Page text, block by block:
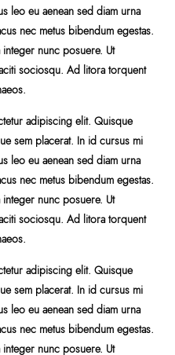
leo eu aenean sed diam urna
nec metus bibendum egestas.
integer nunc posuere. Ut
sociosqu. Ad litora torquent
adipiscing elit. Quisque
sem placerat. In id cursus mi
leo eu aenean sed diam urna
nec metus bibendum egestas.
integer nunc posuere. Ut
sociosqu. Ad litora torquent
adipiscing elit. Quisque
sem placerat. In id cursus mi
leo eu aenean sed diam urna
nec metus bibendum egestas.
integer nunc posuere. Ut